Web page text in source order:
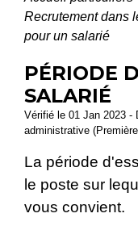
Recrutement dans
pour un salarié
PÉRIODE
SALARIÉ
Vérifié le 01 Jan 2023 -
administrative
La période
le poste sur
vous convient.